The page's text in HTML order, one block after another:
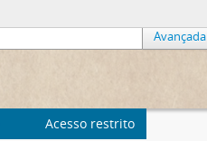
Avançada
Acesso restrito